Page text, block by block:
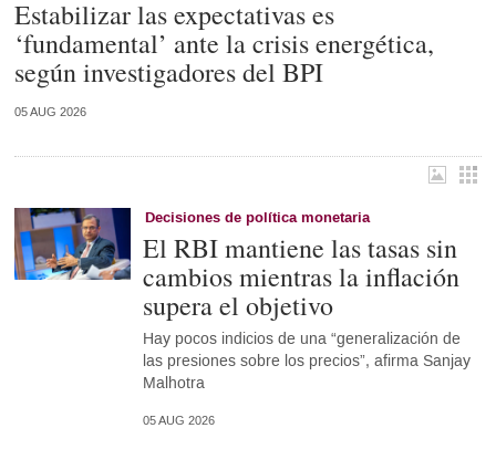
Estabilizar las expectativas es
‘fundamental’ ante la crisis energética,
según investigadores del BPI
05 AUG 2026
Decisiones de política monetaria
El RBI mantiene las tasas sin
cambios mientras la inflación
supera el objetivo
Hay pocos indicios de una “generalización de
las presiones sobre los precios”, afirma Sanjay
Malhotra
05 AUG 2026